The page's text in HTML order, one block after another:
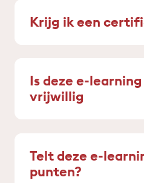
Krijg ik een
Is deze e-
vrijwillig
Telt deze e-
punten?